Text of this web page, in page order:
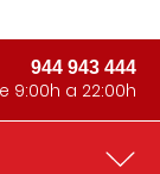
944 943 444
9:00h a 22:00h